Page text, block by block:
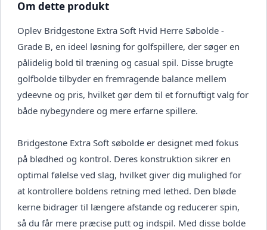
Om dette produkt
Oplev Bridgestone Extra Soft Hvid Herre Søbolde -
Grade B, en ideel løsning for golfspillere, der søger en
pålidelig bold til træning og casual spil. Disse brugte
golfbolde tilbyder en fremragende balance mellem
ydeevne og pris, hvilket gør dem til et fornuftigt valg for
både nybegyndere og mere erfarne spillere.
Bridgestone Extra Soft søbolde er designet med fokus
på blødhed og kontrol. Deres konstruktion sikrer en
optimal følelse ved slag, hvilket giver dig mulighed for
at kontrollere boldens retning med lethed. Den bløde
kerne bidrager til længere afstande og reducerer spin,
så du får mere præcise putt og indspil. Med disse bolde